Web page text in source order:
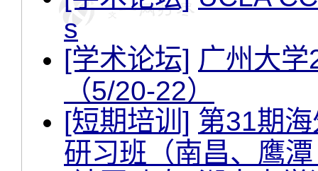
s
[学术论坛] 广州大
（5/20-22）
[短期培训] 第31期
研习班（南昌、鹰